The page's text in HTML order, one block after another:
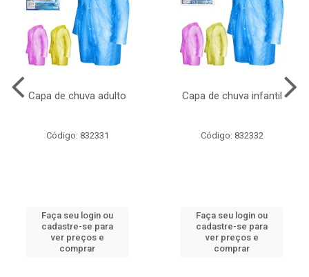
Capa de chuva adulto
Código: 832331
Faça seu login ou
cadastre-se para
ver preços e
comprar
Capa de chuva infantil
Código: 832332
Faça seu login ou
cadastre-se para
ver preços e
comprar